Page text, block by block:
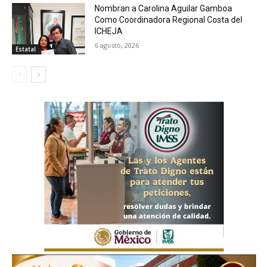
Estatal
Nombran a Carolina Aguilar Gamboa
Como Coordinadora Regional Costa del
ICHEJA
6 agosto, 2026